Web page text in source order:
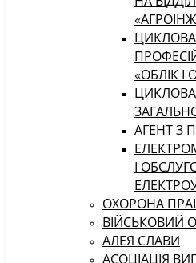
ЦИКЛОВА
«ОБЛІК
ЦИКЛОВА
АГЕНТ З
І
ОХОРОНА
ВІЙСЬКОВИЙ
АЛЕЯ СЛАВИ
АСОЦІАЦІЯ